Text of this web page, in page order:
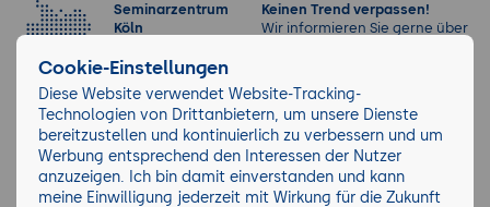
Seminarzentrum
Köln
27
51105 Köln-
Deutz
Keinen Trend verpassen!
Wir informieren Sie gerne über
die dazu passenden Seminare.
Jetzt anmelden
Mitgliedschaften
Cookie-Einstellungen
Diese Website verwendet Website-Tracking-
Technologien von Drittanbietern, um unsere Dienste
bereitzustellen und kontinuierlich zu verbessern und um
Werbung entsprechend den Interessen der Nutzer
anzuzeigen. Ich bin damit einverstanden und kann
meine Einwilligung jederzeit mit Wirkung für die Zukunft